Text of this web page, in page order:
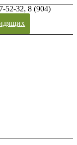
52-32, 8 (904)